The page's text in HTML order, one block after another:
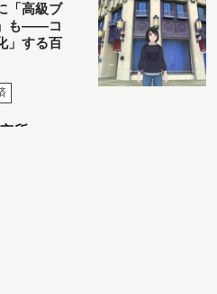
「高級ブ
も――コ
」する百
所